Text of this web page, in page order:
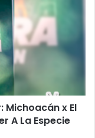
x El
A La Especie